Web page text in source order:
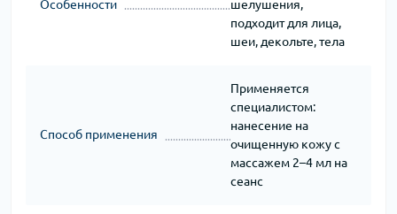
Особенности
шелушения,
подходит для лица,
шеи, декольте, тела
Способ применения
Применяется
специалистом:
нанесение на
очищенную кожу с
массажем 2–4 мл на
сеанс